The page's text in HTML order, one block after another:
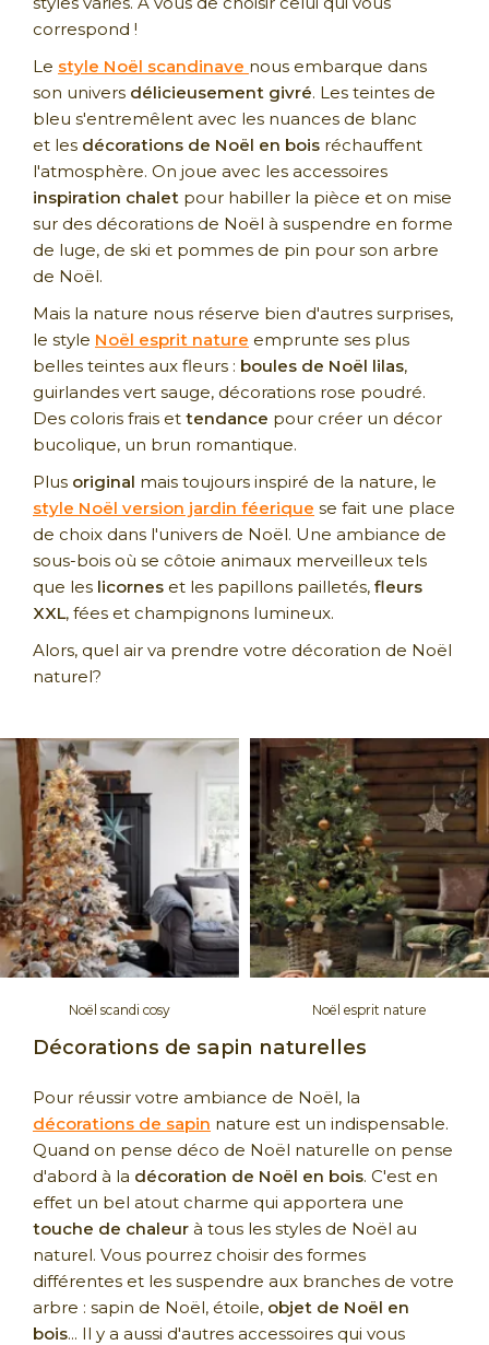
correspond !
Le style Noël scandinave nous embarque dans
son univers délicieusement givré. Les teintes de
bleu s'entremêlent avec les nuances de blanc
et les décorations de Noël en bois réchauffent
l'atmosphère. On joue avec les accessoires
inspiration chalet pour habiller la pièce et on mise
sur des décorations de Noël à suspendre en forme
de luge, de ski et pommes de pin pour son arbre
de Noël.
Mais la nature nous réserve bien d'autres surprises,
le style Noël esprit nature emprunte ses plus
belles teintes aux fleurs : boules de Noël lilas,
guirlandes vert sauge, décorations rose poudré.
Des coloris frais et tendance pour créer un décor
bucolique, un brun romantique.
Plus original mais toujours inspiré de la nature, le
style Noël version jardin féerique se fait une place
de choix dans l'univers de Noël. Une ambiance de
sous-bois où se côtoie animaux merveilleux tels
que les licornes et les papillons pailletés, fleurs
XXL, fées et champignons lumineux.
Alors, quel air va prendre votre décoration de Noël
naturel?
Noël scandi cosy Noël esprit nature
Décorations de sapin naturelles
Pour réussir votre ambiance de Noël, la
décorations de sapin nature est un indispensable.
Quand on pense déco de Noël naturelle on pense
d'abord à la décoration de Noël en bois. C'est en
effet un bel atout charme qui apportera une
touche de chaleur à tous les styles de Noël au
naturel. Vous pourrez choisir des formes
différentes et les suspendre aux branches de votre
arbre : sapin de Noël, étoile, objet de Noël en
bois... Il y a aussi d'autres accessoires qui vous